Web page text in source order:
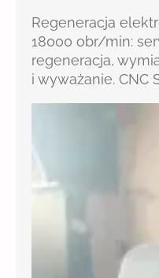
Regeneracja
18000 obr/min:
regeneracja,
i wyważanie. CNC